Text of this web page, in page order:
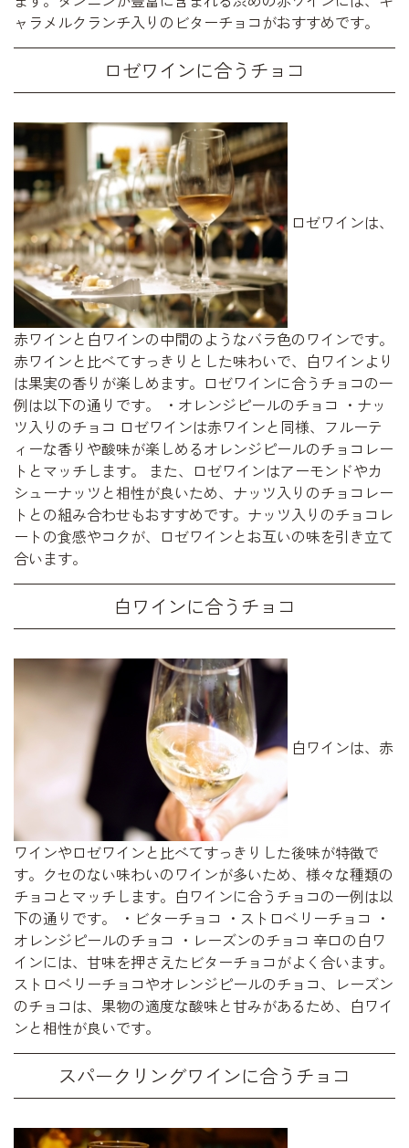
ャラメルクランチ入りのビターチョコがおすすめです。
ロゼワインに合うチョコ
ロゼワインは、
赤ワインと白ワインの中間のようなバラ色のワインです。
赤ワインと比べてすっきりとした味わいで、白ワインより
は果実の香りが楽しめます。ロゼワインに合うチョコの一
例は以下の通りです。 ・オレンジピールのチョコ ・ナッ
ツ入りのチョコ ロゼワインは赤ワインと同様、フルーテ
ィーな香りや酸味が楽しめるオレンジピールのチョコレー
トとマッチします。 また、ロゼワインはアーモンドやカ
シューナッツと相性が良いため、ナッツ入りのチョコレー
トとの組み合わせもおすすめです。ナッツ入りのチョコレ
ートの食感やコクが、ロゼワインとお互いの味を引き立て
合います。
白ワインに合うチョコ
白ワインは、赤
ワインやロゼワインと比べてすっきりした後味が特徴で
す。クセのない味わいのワインが多いため、様々な種類の
チョコとマッチします。白ワインに合うチョコの一例は以
下の通りです。 ・ビターチョコ ・ストロベリーチョコ ・
オレンジピールのチョコ ・レーズンのチョコ 辛口の白ワ
インには、甘味を押さえたビターチョコがよく合います。
ストロベリーチョコやオレンジピールのチョコ、レーズン
のチョコは、果物の適度な酸味と甘みがあるため、白ワイ
ンと相性が良いです。
スパークリングワインに合うチョコ